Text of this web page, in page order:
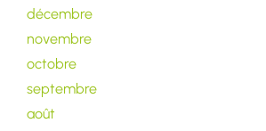
décembre
novembre
octobre
septembre
août